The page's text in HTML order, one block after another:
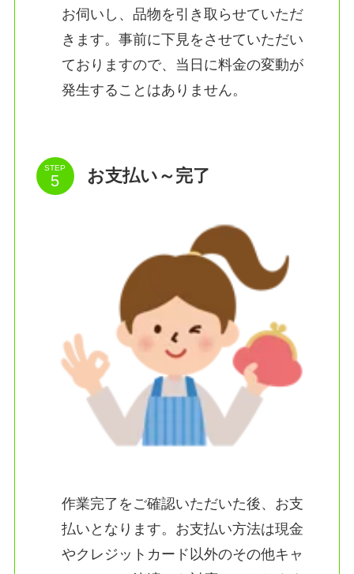
お伺いし、品物を引き取らせていただ
きます。事前に下見をさせていただい
ておりますので、当日に料金の変動が
発生することはありません。
STEP お支払い～完了
作業完了をご確認いただいた後、お支
払いとなります。お支払い方法は現金
やクレジットカード以外のその他キャ